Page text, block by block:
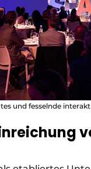
und fesselnde